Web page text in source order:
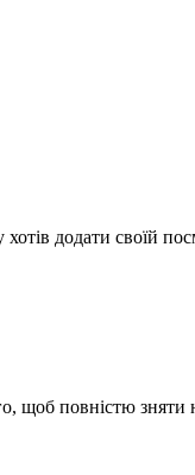
додати своїй
повністю зняти